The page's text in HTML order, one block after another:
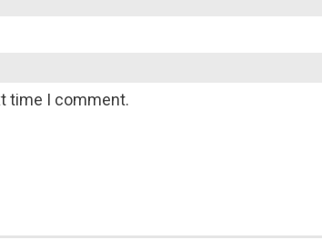
time I comment.